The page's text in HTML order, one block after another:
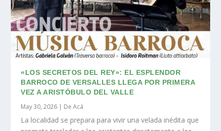
«LOS SECRETOS DEL REY»: EL ESPLENDOR
BARROCO DE VERSALLES LLEGA POR PRIMERA
VEZ A ARISTÓBULO DEL VALLE
May 30, 2026 | De Acá
La localidad se prepara para vivir una velada inédita que